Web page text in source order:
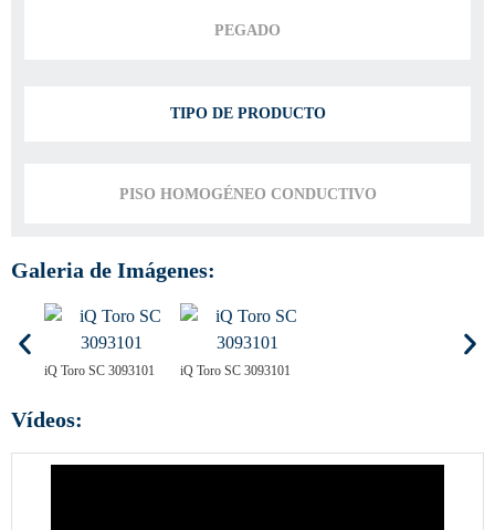
PEGADO
TIPO DE PRODUCTO
PISO HOMOGÉNEO CONDUCTIVO
Galeria de Imágenes:
iQ Toro SC 3093101 iQ Toro SC 3093101
Vídeos: